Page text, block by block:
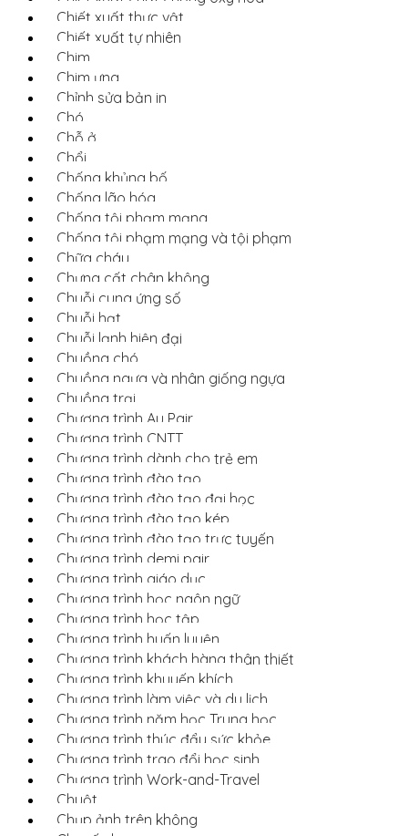
Chiết xuất thực vật
Chiết xuất tự nhiên
Chim
Chim ưng
Chỉnh sửa bản in
Chó
Chỗ ở
Chổi
Chống khủng bố
Chống lão hóa
Chống tội phạm mạng
Chống tội phạm mạng và tội phạm
Chữa cháy
Chưng cất chân không
Chuỗi cung ứng số
Chuỗi hạt
Chuỗi lạnh hiện đại
Chuồng chó
Chuồng ngựa và nhân giống ngựa
Chuồng trại
Chương trình Au Pair
Chương trình CNTT
Chương trình dành cho trẻ em
Chương trình đào tạo
Chương trình đào tạo đại học
Chương trình đào tạo kép
Chương trình đào tạo trực tuyến
Chương trình demi pair
Chương trình giáo dục
Chương trình học ngôn ngữ
Chương trình học tập
Chương trình huấn luyện
Chương trình khách hàng thân thiết
Chương trình khuyến khích
Chương trình làm việc và du lịch
Chương trình năm học Trung học
Chương trình thúc đẩy sức khỏe
Chương trình trao đổi học sinh
Chương trình Work-and-Travel
Chuột
Chụp ảnh trên không